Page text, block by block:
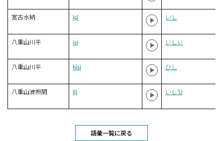
宮古水納 iɕi いし
八重山川平 isɨ いしぃ
八重山川平 hisi ひし
八重山波照間 iʃi いし˥˩
語彙一覧に戻る